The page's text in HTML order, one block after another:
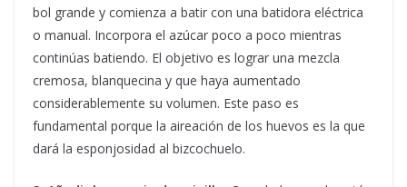
bol grande y comienza a batir con una batidora eléctrica
o manual. Incorpora el azúcar poco a poco mientras
continúas batiendo. El objetivo es lograr una mezcla
cremosa, blanquecina y que haya aumentado
considerablemente su volumen. Este paso es
fundamental porque la aireación de los huevos es la que
dará la esponjosidad al bizcochuelo.